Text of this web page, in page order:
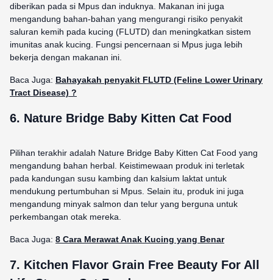
diberikan pada si Mpus dan induknya. Makanan ini juga
mengandung bahan-bahan yang mengurangi risiko penyakit
saluran kemih pada kucing (FLUTD) dan meningkatkan sistem
imunitas anak kucing. Fungsi pencernaan si Mpus juga lebih
bekerja dengan makanan ini.
Baca Juga: Bahayakah penyakit FLUTD (Feline Lower Urinary
Tract Disease) ?
6. Nature Bridge Baby Kitten Cat Food
Pilihan terakhir adalah Nature Bridge Baby Kitten Cat Food yang
mengandung bahan herbal. Keistimewaan produk ini terletak
pada kandungan susu kambing dan kalsium laktat untuk
mendukung pertumbuhan si Mpus. Selain itu, produk ini juga
mengandung minyak salmon dan telur yang berguna untuk
perkembangan otak mereka.
Baca Juga: 8 Cara Merawat Anak Kucing yang Benar
7. Kitchen Flavor Grain Free Beauty For All